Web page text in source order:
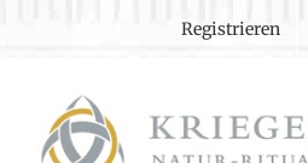
springen
Registrieren